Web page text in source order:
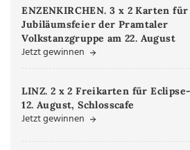
ENZENKIRCHEN. 3 x 2 Karten
Jubiläumsfeier der Pramtaler
Volkstanzgruppe am 22. August
Jetzt gewinnen
LINZ. 2 x 2 Freikarten für
12. August, Schlosscafe
Jetzt gewinnen